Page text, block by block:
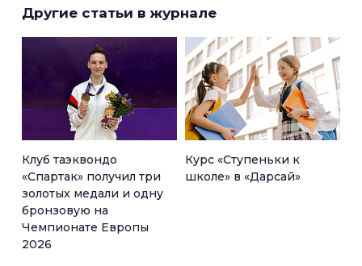
Другие статьи в журнале
Клуб таэквондо
«Спартак» получил три
золотых медали и одну
бронзовую на
Чемпионате Европы
2026
Курс «Ступеньки к
школе» в «Дарсай»